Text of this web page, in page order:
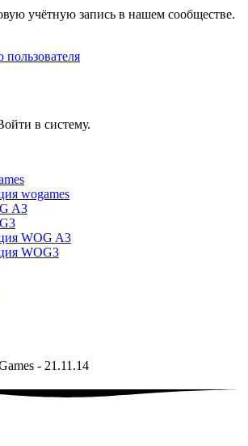
учётную запись в нашем сообществе.
пользователя
в систему.
wogames
A3
WOG A3
WOG3
- 21.11.14